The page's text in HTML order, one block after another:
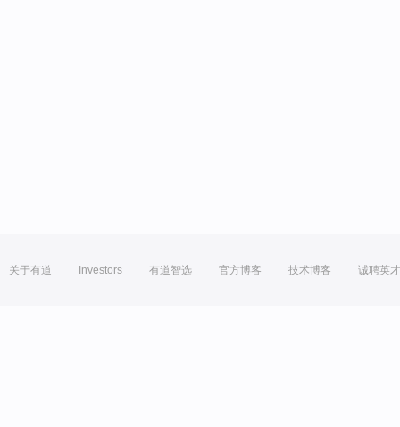
关于有道 Investors 有道智选 官方博客 技术博客 诚聘英才